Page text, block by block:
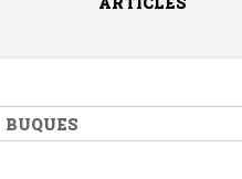
BUQUES